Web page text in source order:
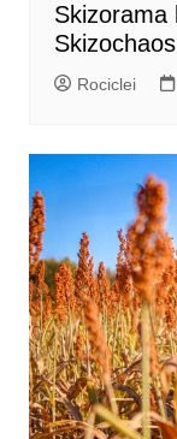
Skizorama
Skizochaos
Rociclei